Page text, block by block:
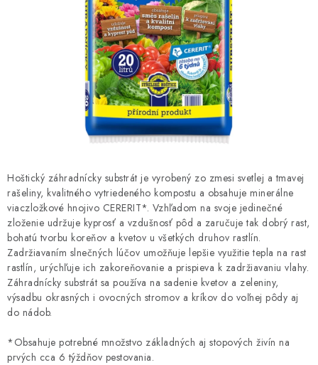
Kontakty
Obchodné podmienky
Podmienky ochrany osobných údajov
Hoštický záhradnícky substrát je vyrobený zo zmesi svetlej a tmavej
rašeliny, kvalitného vytriedeného kompostu a obsahuje minerálne
viaczložkové hnojivo CERERIT*. Vzhľadom na svoje jedinečné
zloženie udržuje kyprosť a vzdušnosť pôd a zaručuje tak dobrý rast,
bohatú tvorbu koreňov a kvetov u všetkých druhov rastlín.
Zadržiavaním slnečných lúčov umožňuje lepšie využitie tepla na rast
rastlín, urýchľuje ich zakoreňovanie a prispieva k zadržiavaniu vlahy.
Záhradnícky substrát sa používa na sadenie kvetov a zeleniny,
výsadbu okrasných i ovocných stromov a kríkov do voľnej pôdy aj
do nádob.
*Obsahuje potrebné množstvo základných aj stopových živín na
prvých cca 6 týždňov pestovania.